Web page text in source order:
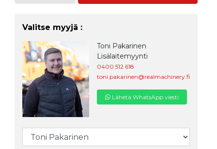
Valitse myyjä :
Toni Pakarinen
Lisälaitemyynti
0400 512 618
toni.pakarinen@realmachinery.fi
Lähetä WhatsApp viesti